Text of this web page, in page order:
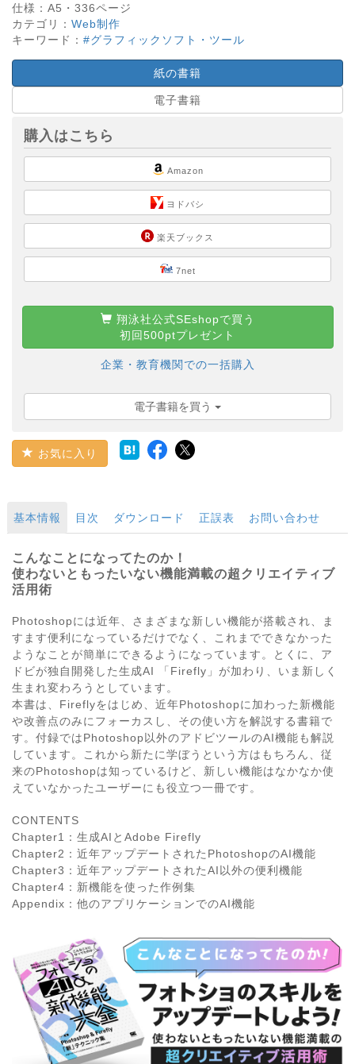
仕様： A5・ 336ページ
カテゴリ： Web制作
キーワード： #グラフィックソフト・ツール
紙の書籍
電子書籍
購入はこちら
Amazon
ヨドバシ
楽天ブックス
7net
翔泳社公式SEshopで買う
初回500ptプレゼント
企業・教育機関での一括購入
電子書籍を買う
お気に入り
基本情報 目次 ダウンロード 正誤表 お問い合わせ
こんなことになってたのか！
使わないともったいない機能満載の超クリエイティブ
活用術
Photoshopには近年、さまざまな新しい機能が搭載され、ま
すます便利になっているだけでなく、これまでできなかった
ようなことが簡単にできるようになっています。とくに、ア
ドビが独自開発した生成AI 「Firefly」が加わり、いま新しく
生まれ変わろうとしています。
本書は、Fireflyをはじめ、近年Photoshopに加わった新機能
や改善点のみにフォーカスし、その使い方を解説する書籍で
す。付録ではPhotoshop以外のアドビツールのAI機能も解説
しています。これから新たに学ぼうという方はもちろん、従
来のPhotoshopは知っているけど、新しい機能はなかなか使
えていなかったユーザーにも役立つ一冊です。
CONTENTS
Chapter1：生成AIとAdobe Firefly
Chapter2：近年アップデートされたPhotoshopのAI機能
Chapter3：近年アップデートされたAI以外の便利機能
Chapter4：新機能を使った作例集
Appendix：他のアプリケーションでのAI機能